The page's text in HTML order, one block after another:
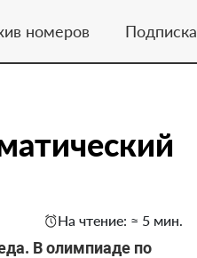
номеров Подписка
На чтение: ≈ 5 мин.
В олимпиаде по